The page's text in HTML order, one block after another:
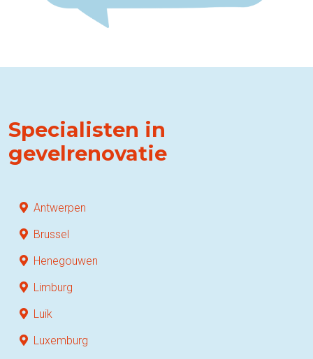
Specialisten in
gevelrenovatie
Antwerpen
Brussel
Henegouwen
Limburg
Luik
Luxemburg